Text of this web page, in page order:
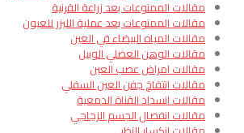
مقالات الممنوعات بعد زراعة القرنية
مقالات الممنوعات بعد عملية الليزر للعيون
مقالات المياه البيضاء في العين
مقالات الوهن العضلي الوبيل
مقالات امراض عصب العين
مقالات انتفاخ جفن العين السفلي
مقالات انسداد القناة الدمعية
مقالات انفصال الجسم الزجاجي